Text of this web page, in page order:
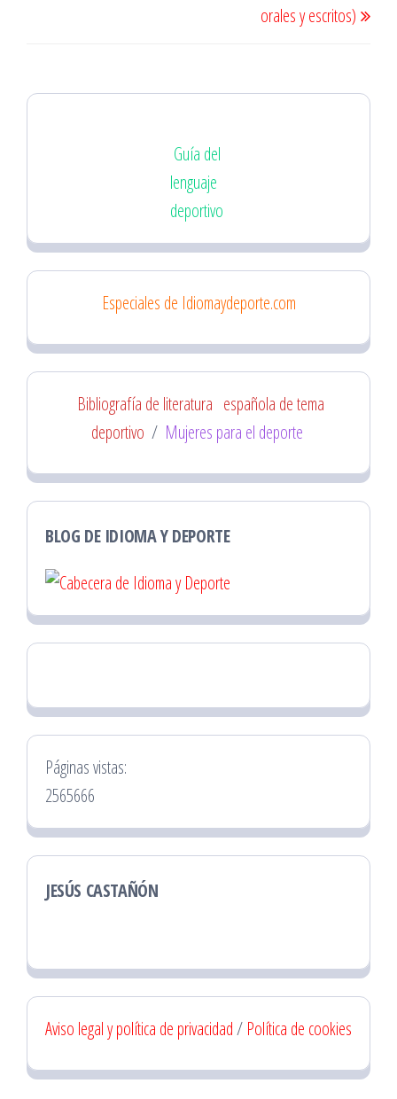
orales y escritos)
Guía del
lenguaje
deportivo
Especiales de Idiomaydeporte.com
Bibliografía de literatura española de tema
deportivo / Mujeres para el deporte
BLOG DE IDIOMA Y DEPORTE
Páginas vistas:
2565666
JESÚS CASTAÑÓN
Aviso legal y política de privacidad/ Política de cookies